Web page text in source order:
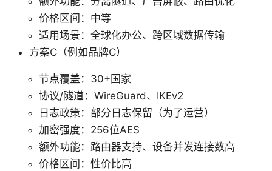
价格区间：中等
适用场景：全球化办公、跨区域数据传输
方案C（例如品牌C）
节点覆盖：30+国家
协议/隧道：WireGuard、IKEv2
日志政策：部分日志保留（为了运营）
加密强度：256位AES
额外功能：路由器支持、设备并发连接数高
价格区间：性价比高